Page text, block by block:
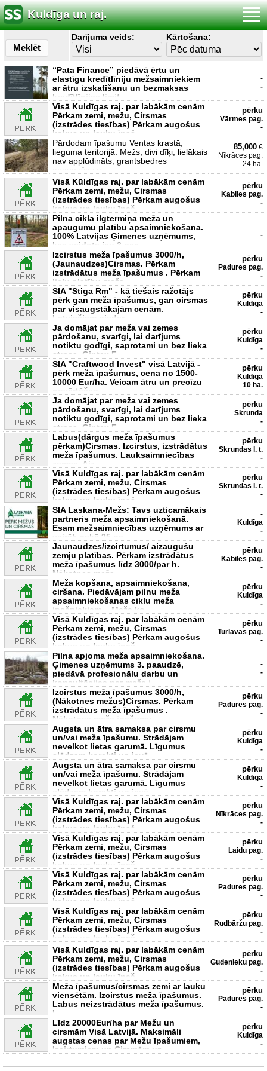
Kuldīga un raj.
Meklēt
Darījuma veids: Kārtošana:
“Pata Finance” piedāvā ērtu un
elastīgu kredītlīniju mežsaimniekiem
ar ātru izskatīšanu un bezmaksas
kredītlīnijas limit
-
-
Visā Kuldīgas raj. par labākām cenām
Pērkam zemi, mežu, Cirsmas
(izstrādes tiesības) Pērkam augošus
kokus un lauku īpaš
pērku
Vārmes pag.
-
Pārdodam īpašumu Ventas krastā,
lieguma teritorijā. Mežs, divi dīķi, lielākais
nav applūdināts, grantsbedres
apaugušas a
85,000 €
Nīkrāces pag.
24 ha.
Visā Kūldīgas raj. par labākām cenām
Pērkam zemi, mežu, Cirsmas
(izstrādes tiesības) Pērkam augošus
kokus un lauku īpaš
pērku
Kabiles pag.
-
Pilna cikla ilgtermiņa meža un
apaugumu platību apsaimniekošana.
100% Latvijas Ģimenes uzņēmums,
kas veidots jau 3 paa
-
-
Izcirstus meža īpašumus 3000/h,
(Jaunaudzes)Cirsmas. Pērkam
izstrādātus meža īpašumus . Pērkam
lielu platību meža
pērku
Padures pag.
-
SIA "Stiga Rm" - kā tiešais ražotājs
pērk gan meža īpašumus, gan cirsmas
par visaugstākajām cenām.
Latviešiem pieder
pērku
Kuldīga
-
Ja domājat par meža vai zemes
pārdošanu, svarīgi, lai darījums
notiktu godīgi, saprotami un bez lieka
stresa. Gintex F
pērku
Kuldīga
-
SIA "Craftwood Invest" visā Latvijā -
pērk meža īpašumus, cena no 1500-
10000 Eur/ha. Veicam ātru un precīzu
novērtēšan
pērku
Kuldīga
10 ha.
Ja domājat par meža vai zemes
pārdošanu, svarīgi, lai darījums
notiktu godīgi, saprotami un bez lieka
stresa. Gintex F
pērku
Skrunda
-
Labus(dārgus meža īpašumus
pērkam)Cirsmas. Izcirstus, izstrādātus
meža īpašumus. Lauksaimniecības
zemes. Aiz
pērku
Skrundas l. t.
-
Visā Kuldīgas raj. par labākām cenām
Pērkam zemi, mežu, Cirsmas
(izstrādes tiesības) Pērkam augošus
kokus un lauku īpaš
pērku
Skrundas l. t.
-
SIA Laskana-Mežs: Tavs uzticamākais
partneris meža apsaimniekošanā.
Esam mežsaimniecības uzņēmums ar
vairāk nekā 25 ga
-
Kuldīga
-
Jaunaudzes/izcirtumus/ aizaugušu
zemju platības. Pērkam izstrādātus
meža īpašumus līdz 3000/par h.
Nākotnes meža
pērku
Kabiles pag.
-
Meža kopšana, apsaimniekošana,
ciršana. Piedāvājam pilnu meža
apsaimniekošanas ciklu meža
ipašniekiem. - Meža ko
pērku
Kuldīga
-
Visā Kuldīgas raj. par labākām cenām
Pērkam zemi, mežu, Cirsmas
(izstrādes tiesības) Pērkam augošus
kokus un lauku īpaš
pērku
Turlavas pag.
-
Pilna apjoma meža apsaimniekošana.
Ģimenes uzņēmums 3. paaudzē,
piedāvā profesionālu darbu un
konsultācijas par meža j
-
-
Izcirstus meža īpašumus 3000/h,
(Nākotnes mežus)Cirsmas. Pērkam
izstrādātus meža īpašumus .
Nākotnes meža īpašumu
pērku
Padures pag.
-
Augsta un ātra samaksa par cirsmu
un/vai meža īpašumu. Strādājam
nevelkot lietas garumā. Līgumus
slēdzam korekti un ievē
pērku
Kuldīga
-
Augsta un ātra samaksa par cirsmu
un/vai meža īpašumu. Strādājam
nevelkot lietas garumā. Līgumus
slēdzam korekti un ievē
pērku
Kuldīga
-
Visā Kuldīgas raj. par labākām cenām
Pērkam zemi, mežu, Cirsmas
(izstrādes tiesības) Pērkam augošus
kokus un lauku īpaš
pērku
Nīkrāces pag.
-
Visā Kuldīgas raj. par labākām cenām
Pērkam zemi, mežu, Cirsmas
(izstrādes tiesības) Pērkam augošus
kokus un lauku īpaš
pērku
Laidu pag.
-
Visā Kuldīgas raj. par labākām cenām
Pērkam zemi, mežu, Cirsmas
(izstrādes tiesības) Pērkam augošus
kokus un lauku īpaš
pērku
Padures pag.
-
Visā Kuldīgas raj. par labākām cenām
Pērkam zemi, mežu, Cirsmas
(izstrādes tiesības) Pērkam augošus
kokus un lauku īpaš
pērku
Rudbāržu pag.
-
Visā Kuldīgas raj. par labākām cenām
Pērkam zemi, mežu, Cirsmas
(izstrādes tiesības) Pērkam augošus
kokus un lauku īpaš
pērku
Gudenieku pag.
-
Meža īpašumus/cirsmas zemi ar lauku
viensētām. Izcirstus meža īpašumus.
Labus neizstrādātus meža īpašumus.
L
pērku
Padures pag.
-
Līdz 20000Eur/ha par Mežu un
cirsmām Visā Latvijā. Maksimāli
augstas cenas par Mežu īpašumiem,
Izcirtumiem un Cirsmām uz
pērku
Kuldīga
-